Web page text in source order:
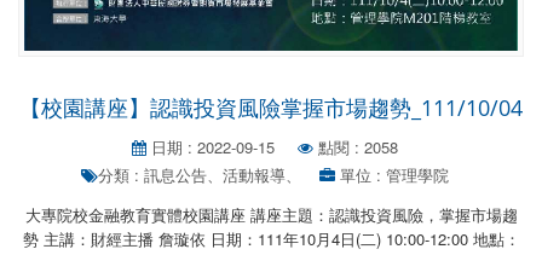
【校園講座】認識投資風險掌握市場趨勢_111/10/04
日期 : 2022-09-15
點閱 : 2058
分類 : 訊息公告、活動報導、
單位 : 管理學院
大專院校金融教育實體校園講座 講座主題：認識投資風險，掌握市場趨
勢 主講：財經主播 詹璇依 日期：111年10月4日(二) 10:00-12:00 地點：